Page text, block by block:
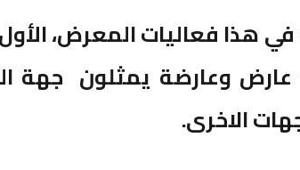
هذا فعاليات المعرض،
من 100 عارض وعارضة يمثلون
الاخرى.